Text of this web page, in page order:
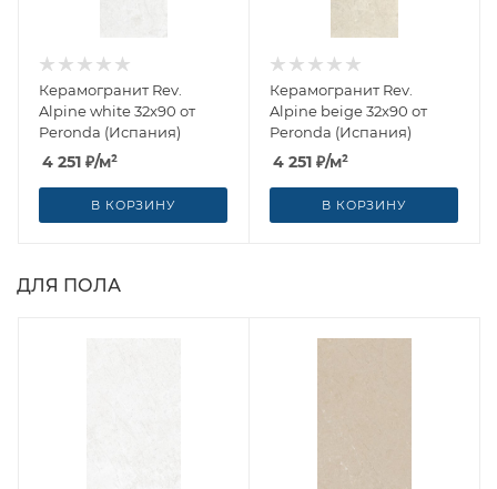
Керамогранит Rev.
Alpine white 32x90 от
Peronda (Испания)
4 251 ₽/м²
В КОРЗИНУ
Керамогранит Rev.
Alpine beige 32x90 от
Peronda (Испания)
4 251 ₽/м²
В КОРЗИНУ
ДЛЯ ПОЛА